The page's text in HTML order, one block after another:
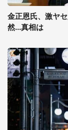
金正恩氏、激ヤ
然...真相は